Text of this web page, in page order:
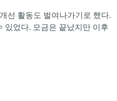
선 활동도 벌여나가기로 했다.
있었다. 모금은 끝났지만 이후